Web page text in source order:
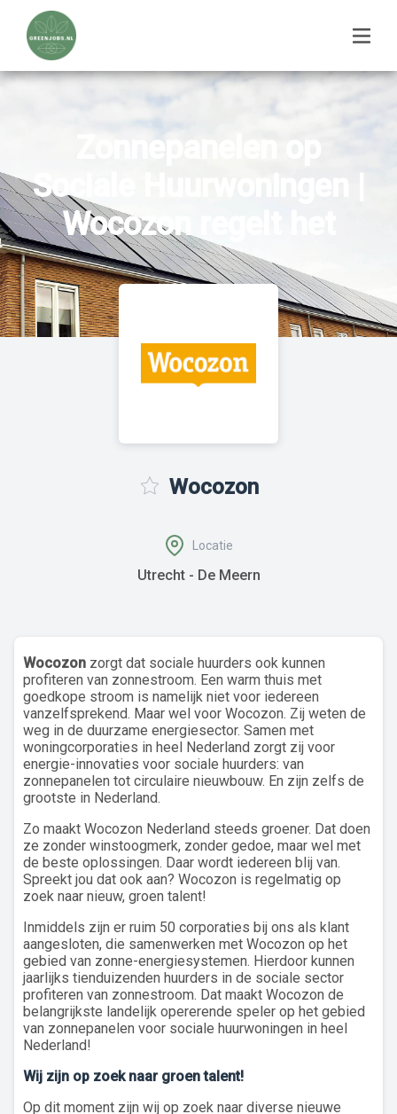
Zonnepanelen op
Sociale Huurwoningen |
Wocozon regelt het
Wocozon
Locatie
Utrecht - De Meern
Wocozon zorgt dat sociale huurders ook kunnen
profiteren van zonnestroom. Een warm thuis met
goedkope stroom is namelijk niet voor iedereen
vanzelfsprekend. Maar wel voor Wocozon. Zij weten de
weg in de duurzame energiesector. Samen met
woningcorporaties in heel Nederland zorgt zij voor
energie-innovaties voor sociale huurders: van
zonnepanelen tot circulaire nieuwbouw. En zijn zelfs de
grootste in Nederland.
Zo maakt Wocozon Nederland steeds groener. Dat doen
ze zonder winstoogmerk, zonder gedoe, maar wel met
de beste oplossingen. Daar wordt iedereen blij van.
Spreekt jou dat ook aan? Wocozon is regelmatig op
zoek naar nieuw, groen talent!
Inmiddels zijn er ruim 50 corporaties bij ons als klant
aangesloten, die samenwerken met Wocozon op het
gebied van zonne-energiesystemen. Hierdoor kunnen
jaarlijks tienduizenden huurders in de sociale sector
profiteren van zonnestroom. Dat maakt Wocozon de
belangrijkste landelijk opererende speler op het gebied
van zonnepanelen voor sociale huurwoningen in heel
Nederland!
Wij zijn op zoek naar groen talent!
Op dit moment zijn wij op zoek naar diverse nieuwe